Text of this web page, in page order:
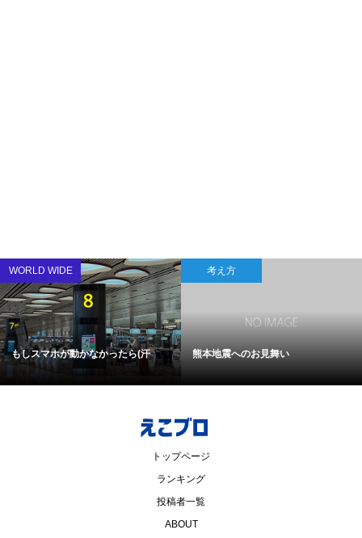
WORLD WIDE
もしスマホが動かなかったら(汗
考え方
熊本地震へのお見舞い
トップページ
ランキング
投稿者一覧
ABOUT